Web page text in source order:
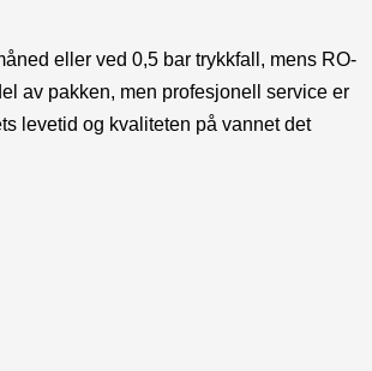
eller ved 0,5 bar trykkfall, mens RO-
av pakken, men profesjonell service er
levetid og kvaliteten på vannet det